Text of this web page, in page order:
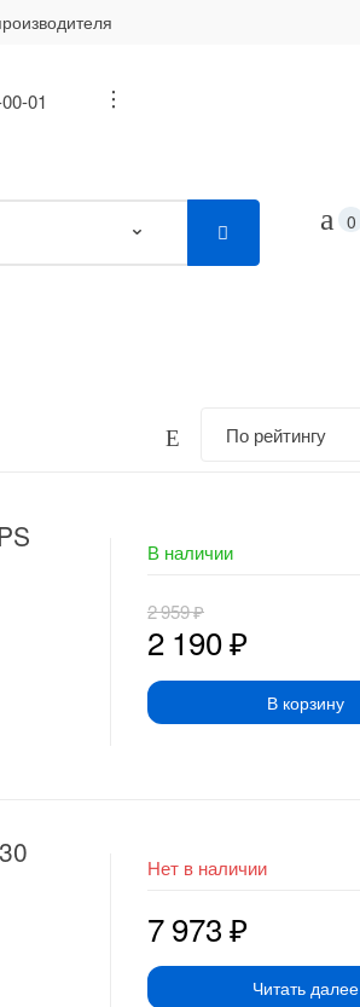
01 ...
0
В наличии
2 190₽
2 959₽
В корзину
Нет в наличии
7 973₽
Читать далее